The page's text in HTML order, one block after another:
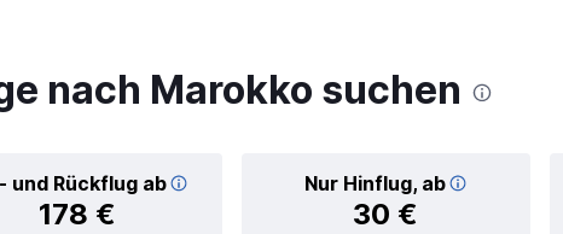
nach Marokko suchen
und Rückflug ab
178 €
Nur Hinflug, ab
30 €